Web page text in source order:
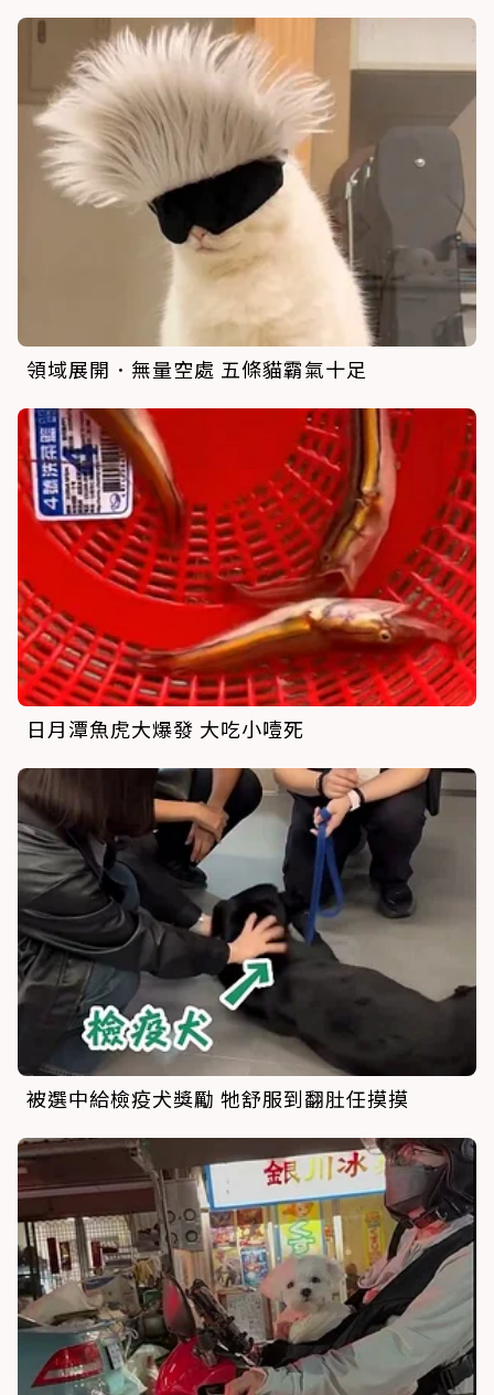
領域展開．無量空處 五條貓霸氣十足
日月潭魚虎大爆發 大吃小噎死
被選中給檢疫犬獎勵 牠舒服到翻肚任摸摸